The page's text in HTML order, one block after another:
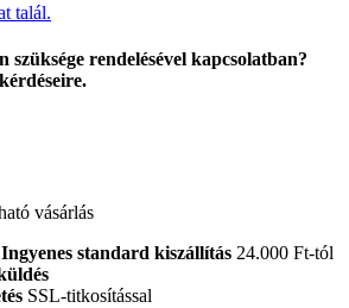
talál.
szüksége rendelésével kapcsolatban?
vásárlás
standard kiszállítás 24.000 Ft-tól
SSL-titkosítással